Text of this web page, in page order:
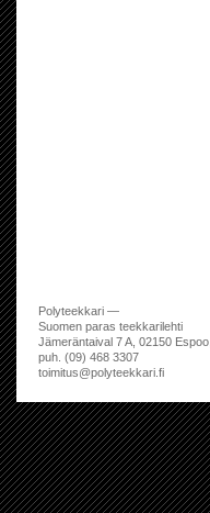
Polyteekkari —
Suomen paras teekkarilehti
Jämeräntaival 7 A, 02150 Espoo,
puh. (09) 468 3307
toimitus@polyteekkari.fi